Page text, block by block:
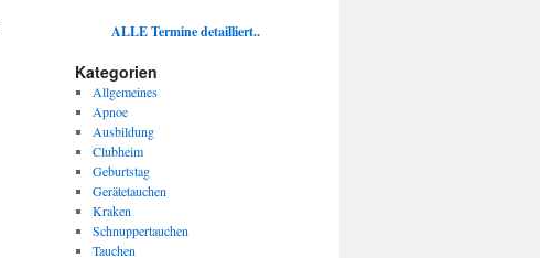
ALLE Termine detailliert..
Kategorien
Allgemeines
Apnoe
Ausbildung
Clubheim
Geburtstag
Gerätetauchen
Kraken
Schnuppertauchen
Tauchen